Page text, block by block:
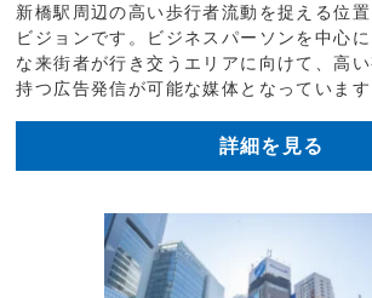
新橋駅周辺の高い歩行者流動を捉える位
ビジョンです。ビジネスパーソンを中心
な来街者が行き交うエリアに向けて、高
持つ広告発信が可能な媒体となっています
詳細を見る